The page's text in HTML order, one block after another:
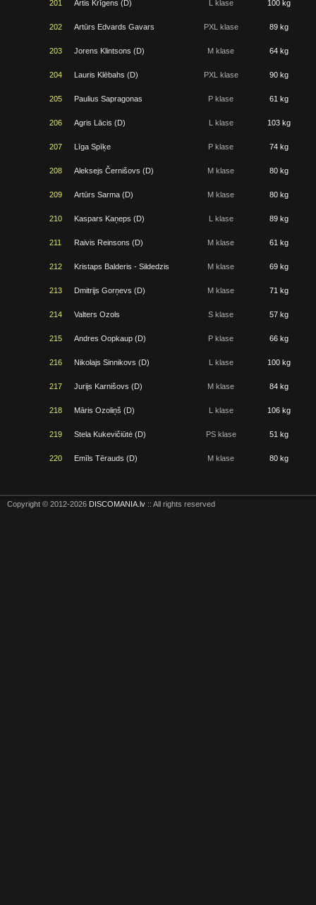
201 Artis Krīgens (D) L klase 100 kg
202 Artūrs Edvards Gavars PXL klase 89 kg
203 Jorens Klintsons (D) M klase 64 kg
204 Lauris Klēbahs (D) PXL klase 90 kg
205 Paulius Sapragonas P klase 61 kg
206 Agris Lācis (D) L klase 103 kg
207 Līga Spīķe P klase 74 kg
208 Aleksejs Černišovs (D) M klase 80 kg
209 Artūrs Sarma (D) M klase 80 kg
210 Kaspars Kaņeps (D) L klase 89 kg
211 Raivis Reinsons (D) M klase 61 kg
212 Kristaps Balderis - Sildedzis M klase 69 kg
213 Dmitrijs Gorņevs (D) M klase 71 kg
214 Valters Ozols S klase 57 kg
215 Andres Oopkaup (D) P klase 66 kg
216 Nikolajs Sinnikovs (D) L klase 100 kg
217 Jurijs Karnišovs (D) M klase 84 kg
218 Māris Ozoliņš (D) L klase 106 kg
219 Stela Kukevičiūtė (D) PS klase 51 kg
220 Emīls Tērauds (D) M klase 80 kg
Copyright © 2012-2026 DISCOMANIA.lv :: All rights reserved